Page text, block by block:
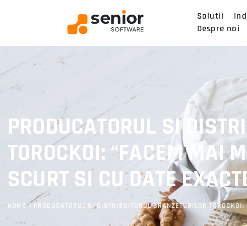
Solutii
Despre noi
PRODUCATORUL SI
TOROCKOI: “FACEM MAI
SCURT SI CU DATE
HOME» PRODUCATORUL SI DISTRIBUITORUL BRANZETURILOR